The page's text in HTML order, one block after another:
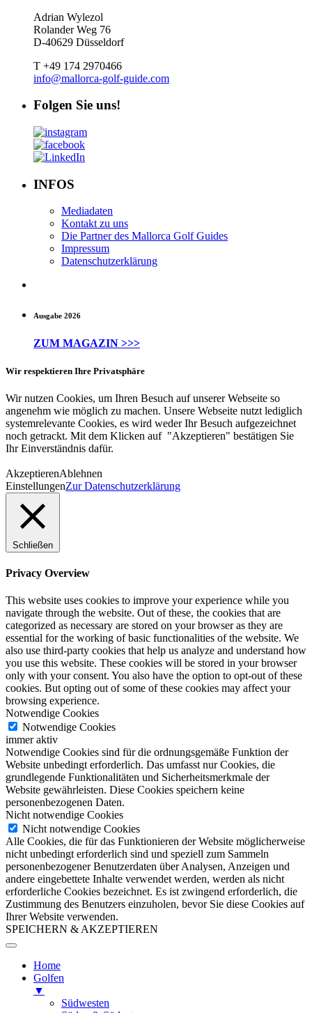
Adrian Wylezol
Rolander Weg 76
D-40629 Düsseldorf
T +49 174 2970466
info@mallorca-golf-guide.com
Folgen Sie uns!
INFOS
Mediadaten
Kontakt zu uns
Die Partner des Mallorca Golf Guides
Impressum
Datenschutzerklärung
Ausgabe 2026
ZUM MAGAZIN >>>
Wir respektieren Ihre Privatsphäre
Wir nutzen Cookies, um Ihren Besuch auf unserer Webseite so
angenehm wie möglich zu machen. Unsere Webseite nutzt lediglich
systemrelevante Cookies, es wird weder Ihr Besuch aufgezeichnet
noch getrackt. Mit dem Klicken auf "Akzeptieren" bestätigen Sie
Ihr Einverständnis dafür.
AkzeptierenAblehnen
EinstellungenZur Datenschutzerklärung
Schließen
Privacy Overview
This website uses cookies to improve your experience while you
navigate through the website. Out of these, the cookies that are
categorized as necessary are stored on your browser as they are
essential for the working of basic functionalities of the website. We
also use third-party cookies that help us analyze and understand how
you use this website. These cookies will be stored in your browser
only with your consent. You also have the option to opt-out of these
cookies. But opting out of some of these cookies may affect your
browsing experience.
Notwendige Cookies
Notwendige Cookies
immer aktiv
Notwendige Cookies sind für die ordnungsgemäße Funktion der
Website unbedingt erforderlich. Das umfasst nur Cookies, die
grundlegende Funktionalitäten und Sicherheitsmerkmale der
Website gewährleisten. Diese Cookies speichern keine
personenbezogenen Daten.
Nicht notwendige Cookies
Nicht notwendige Cookies
Alle Cookies, die für das Funktionieren der Website möglicherweise
nicht unbedingt erforderlich sind und speziell zum Sammeln
personenbezogener Benutzerdaten über Analysen, Anzeigen und
andere eingebettete Inhalte verwendet werden, werden als nicht
erforderliche Cookies bezeichnet. Es ist zwingend erforderlich, die
Zustimmung des Benutzers einzuholen, bevor Sie diese Cookies auf
Ihrer Website verwenden.
SPEICHERN & AKZEPTIEREN
Home
Golfen
▼
Südwesten